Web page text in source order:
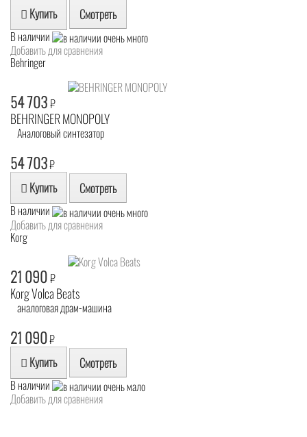
Купить Смотреть
В наличии
Добавить для сравнения
Behringer
54 703₽
BEHRINGER MONOPOLY
Аналоговый синтезатор
54 703₽
Купить Смотреть
В наличии
Добавить для сравнения
Korg
21 090₽
Korg Volca Beats
аналоговая драм-машина
21 090₽
Купить Смотреть
В наличии
Добавить для сравнения